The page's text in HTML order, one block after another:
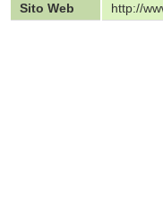
Sito Web
http://